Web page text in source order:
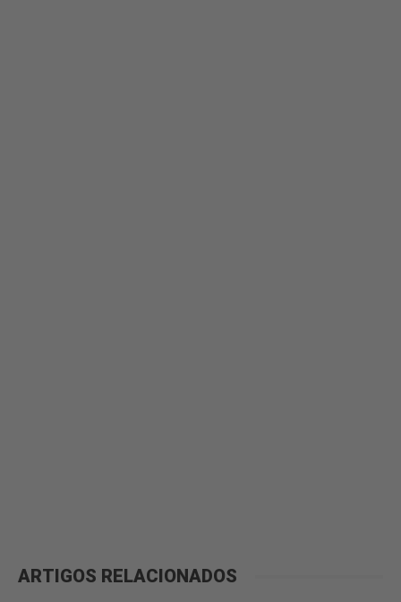
ARTIGOS RELACIONADOS